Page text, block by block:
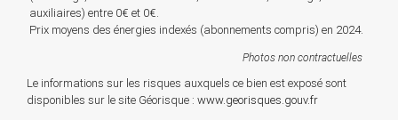
auxiliaires) entre 0€ et 0€.
Prix moyens des énergies indexés (abonnements compris) en 2024.
Photos non contractuelles
Le informations sur les risques auxquels ce bien est exposé sont
disponibles sur le site Géorisque : www.georisques.gouv.fr